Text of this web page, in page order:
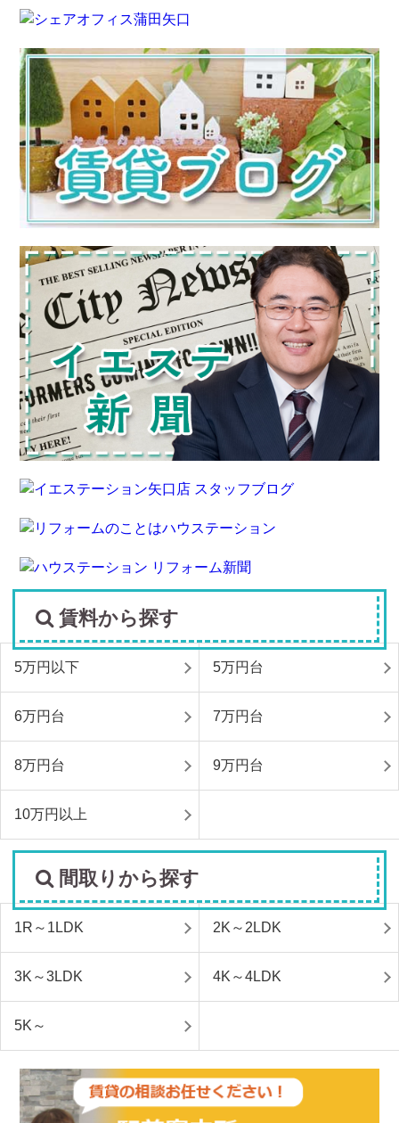
賃料から探す
5万円以下 5万円台
6万円台 7万円台
8万円台 9万円台
10万円以上
間取りから探す
1R～1LDK 2K～2LDK
3K～3LDK 4K～4LDK
5K～